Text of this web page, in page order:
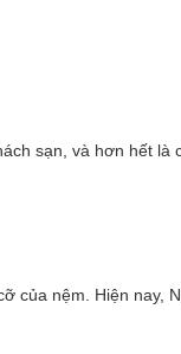
sạn, và hơn hết là
của nệm. Hiện nay,